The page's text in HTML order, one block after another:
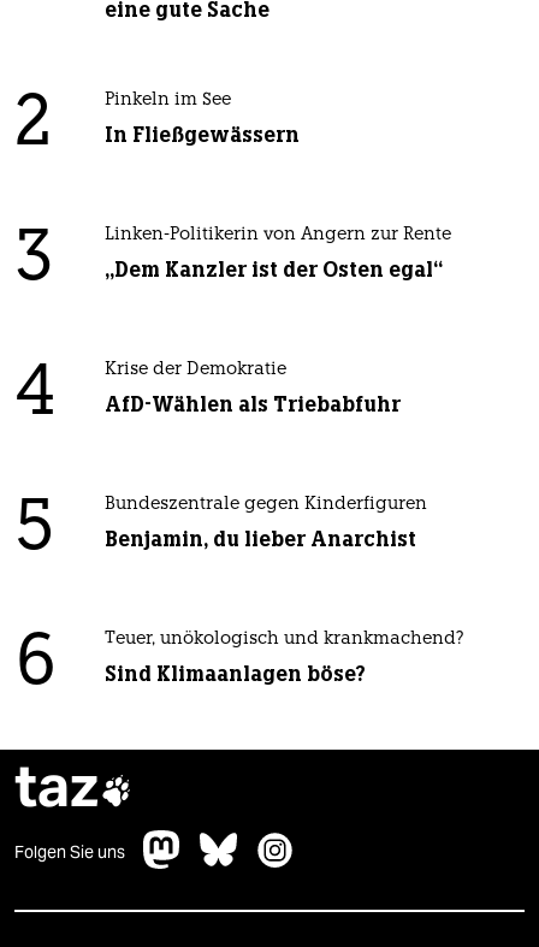
eine gute Sache
2 Pinkeln im See
In Fließgewässern
3 Linken-Politikerin von Angern zur Rente
„Dem Kanzler ist der Osten egal“
4 Krise der Demokratie
AfD-Wählen als Triebabfuhr
5 Bundeszentrale gegen Kinderfiguren
Benjamin, du lieber Anarchist
6 Teuer, unökologisch und krankmachend?
Sind Klimaanlagen böse?
taz
Folgen Sie uns